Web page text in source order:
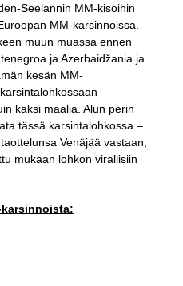
Seelannin MM-kisoihin
MM-karsinnoissa.
muun muassa ennen
ja Azerbaidžania ja
kesän MM-
kaksi maalia. Alun perin
tässä karsintalohkossa –
Venäjää vastaan,
mukaan lohkon virallisiin